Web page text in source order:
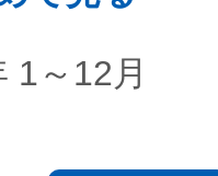
1～12月